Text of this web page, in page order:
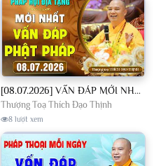
[08.07.2026] VẤN ĐÁP MỚI NHẤT - Pháp Hội Địa Tạng Chùa Khai Nguyên | TT. Thích Đạo Thịnh
Thượng Toạ Thích Đạo Thịnh
8 lượt xem